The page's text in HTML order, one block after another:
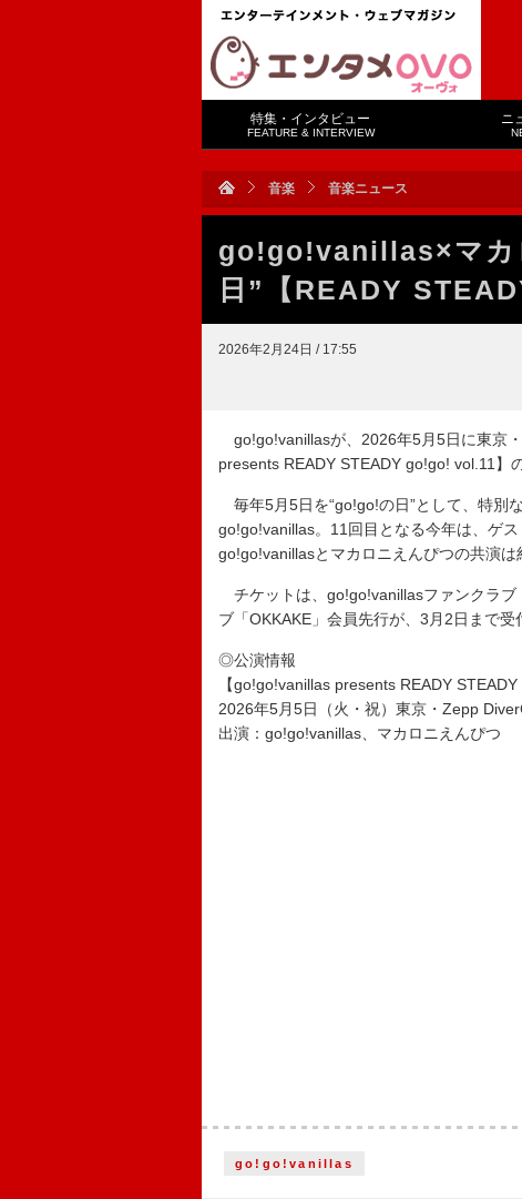
特集・インタビュー
FEATURE & INTERVIEW
ニ
音楽 音楽ニュース
go!go!vanillas×マカ
日”【READY
2026年2月24日 / 17:55
go!go!vanillasが、2026年5月5日に東京
presents READY STEADY go!go! vol.11】
毎年5月5日を“go!go!の日”として、特別
go!go!vanillas。11回目となる今年は、ゲ
go!go!vanillasとマカロニえんぴつの共演は
チケットは、go!go!vanillasファンクラブ
ブ「OKKAKE」会員先行が、3月2日まで受
◎公演情報
【go!go!vanillas presents READY STEADY
2026年5月5日（火・祝）東京・Zepp
出演：go!go!vanillas、マカロニえんぴつ
go!go!vanillas